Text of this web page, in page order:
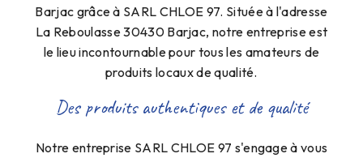
Barjac grâce à SARL CHLOE 97. Située à l'adresse
La Reboulasse 30430 Barjac, notre entreprise est
le lieu incontournable pour tous les amateurs de
produits locaux de qualité.
Des produits authentiques et de qualité
Notre entreprise SARL CHLOE 97 s'engage à vous